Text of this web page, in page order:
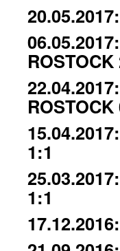
ROSTOCK
ROSTOCK
1:1
1:1